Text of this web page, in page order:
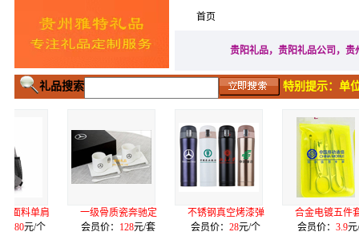
首页
贵阳礼品，贵阳礼品公司，
礼品搜索 特别提示：单
一级骨质瓷奔驰定
会员价：128
不锈钢真空烤漆弹
会员价：28
合金电镀五件套（
会员价：3.9
希诺
会员价